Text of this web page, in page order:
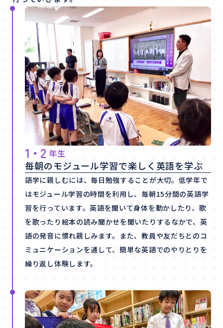
1・2 年生
毎朝のモジュール学習で楽しく英語を学ぶ
語学に親しむには、毎日勉強することが大切。低学年で
はモジュール学習の時間を利用し、毎朝15分間の英語学
習を行っています。英語を聞いて身体を動かしたり、歌
を歌ったり絵本の読み聞かせを聞いたりするなかで、英
語の発音に慣れ親しみます。また、教員や友だちとのコ
ミュニケーションを通して、簡単な英語でのやりとりを
繰り返し体験します。